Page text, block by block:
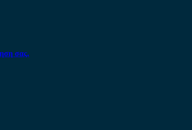
σας.